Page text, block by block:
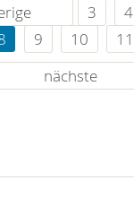
3 4
9 10 11
nächste